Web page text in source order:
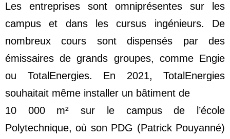
Les entreprises sont omniprésentes sur les
campus et dans les cursus ingénieurs. De
nombreux cours sont dispensés par des
émissaires de grands groupes, comme Engie
ou TotalEnergies. En 2021, TotalEnergies
souhaitait même installer un bâtiment de
10 000 m² sur le campus de l’école
Polytechnique, où son PDG (Patrick Pouyanné)